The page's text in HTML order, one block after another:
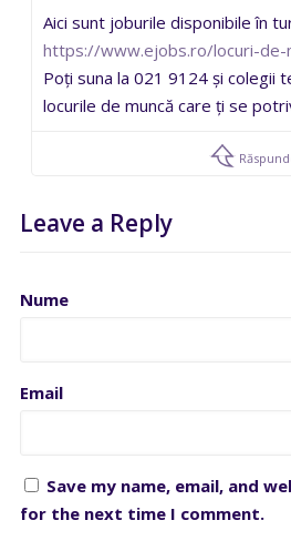
Aici sunt joburile disponibile în
https://www.ejobs.ro/locuri-
Poți suna la 021 9124 și colegii
locurile de muncă care ți se
Leave a Reply
Nume
Email
Save my name, email, and
for the next time I comment.